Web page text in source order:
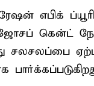
எபிக்
ஜோசப் கென்ட்
சலசலப்பை